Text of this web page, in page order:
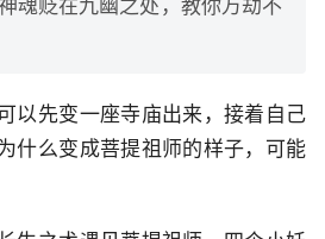
魂贬在九幽之处，教你万劫不
以先变一座寺庙出来，接着自己
什么变成菩提祖师的样子，可能